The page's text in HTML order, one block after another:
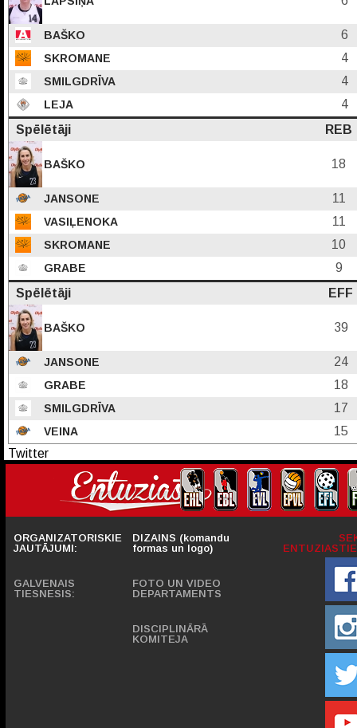
BAŠKO 6
SKROMANE 4
SMILGDRĪVA 4
LEJA
4
Spēlētāji
REB
BAŠKO 18
JANSONE 11
VASIĻENOKA 11
SKROMANE 10
GRABE
9
Spēlētāji
EFF
BAŠKO 39
JANSONE 24
GRABE 18
SMILGDRĪVA 17
VEINA
15
Twitter
ORGANIZATORISKIE
JAUTĀJUMI:
GALVENAIS
TIESNESIS:
DIZAINS (komandu
formas un logo)
FOTO UN VIDEO
DEPARTAMENTS
DISCIPLINĀRĀ
KOMITEJA